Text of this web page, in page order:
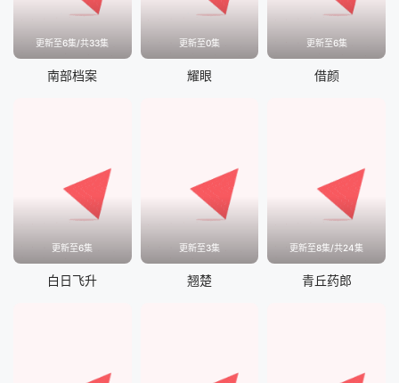
更新至6集/共33集
南部档案
更新至0集
耀眼
更新至6集
借颜
更新至6集
白日飞升
更新至3集
翘楚
更新至8集/共24集
青丘药郎